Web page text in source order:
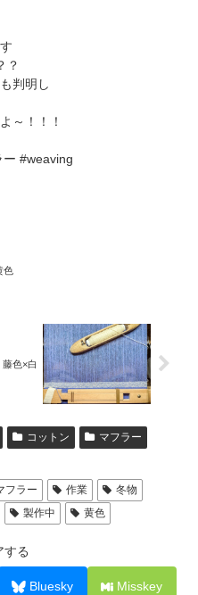
？
判明し
～！！！
#weaving
色
藤色×白
コットン
マフラー
フラー 作業
冬物
製作中 黄色
する
Bluesky Misskey